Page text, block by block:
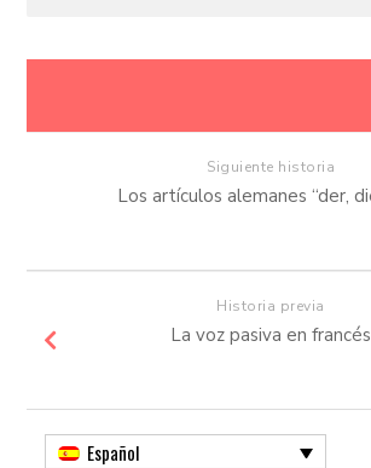
Siguiente historia
Los artículos alemanes “der,
Historia previa
La voz pasiva en francés
Español